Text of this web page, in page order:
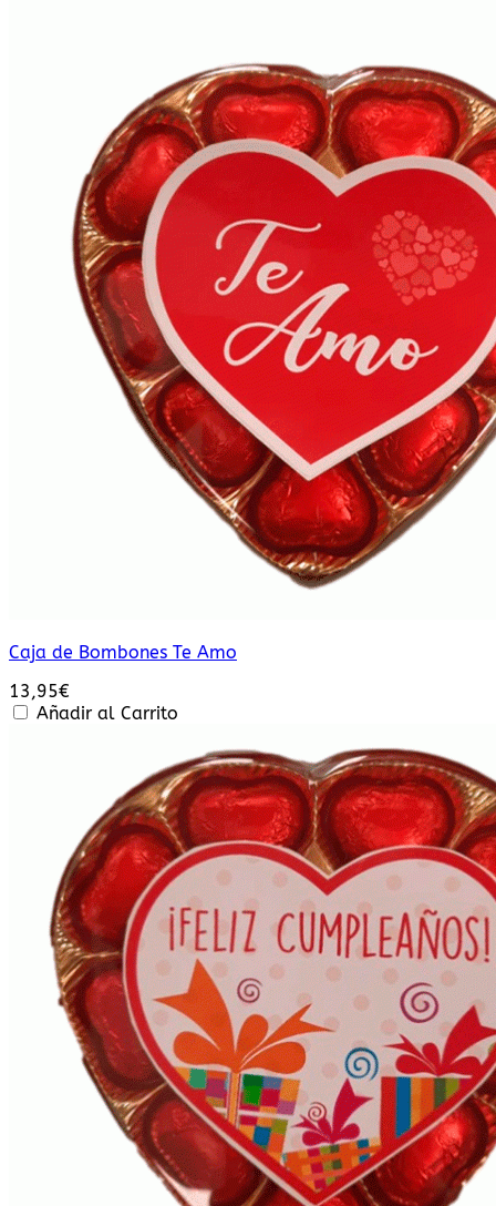
Caja de Bombones Te Amo
13,95€
Añadir al Carrito